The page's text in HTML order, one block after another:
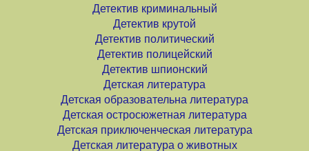
Детектив криминальный
Детектив крутой
Детектив политический
Детектив полицейский
Детектив шпионский
Детская литература
Детская образовательна литература
Детская остросюжетная литература
Детская приключенческая литература
Детская литература о животных